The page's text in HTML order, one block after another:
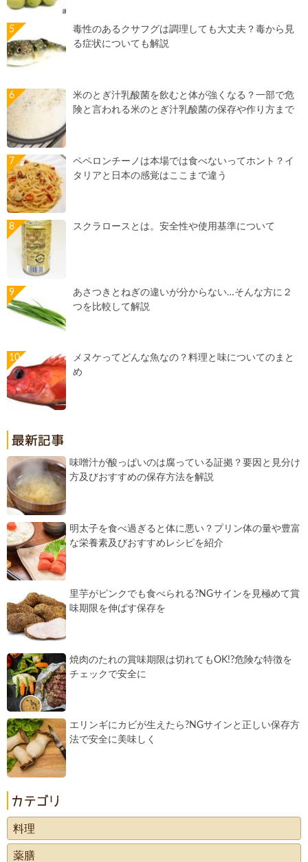
毒性のあるクサフグは調理しても大丈夫？毒から見
る症状についても解説
米のとぎ汁乳酸菌を飲むと体が強くなる？一部で危
険と言われる米のとぎ汁乳酸菌の保存や作り方まで
ペペロンチーノは本場では食べないってホント？イ
タリアと日本の感覚はここまで違う
スクラロースとは。安全性や使用基準について
あさつきとねぎの違いが分からない…そんな方に２
つを比較して解説
メヌケってどんな魚なの？料理と味についてのまと
め
味噌汁が酸っぱいのは腐っている証拠？要因と見分け
方及びおすすめの保存方法を解説
明太子を食べ過ぎると体に悪い？プリン体の量や豊富
な栄養素及びおすすめレシピを紹介
里芋がピンクでも食べられる?NGサインを見極めて賞
味期限を伸ばす保存を
焼肉のたれの賞味期限は切れてもOK!?危険な特徴を
チェックで安全に
エリンギにカビが生えたら?NGサインと正しい保存方
法で安全に美味しく
料理
薬膳